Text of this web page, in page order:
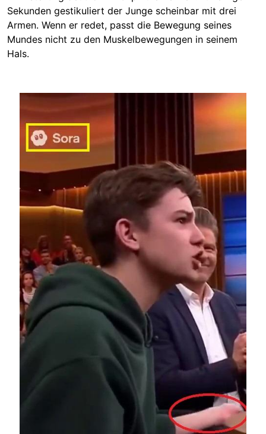
Sekunden gestikuliert der Junge scheinbar mit drei
Armen. Wenn er redet, passt die Bewegung seines
Mundes nicht zu den Muskelbewegungen in seinem
Hals.
Image